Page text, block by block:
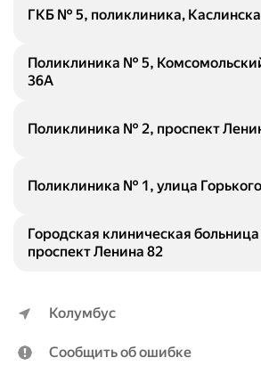
ГКБ № 5, поликлиника,
Поликлиника № 5,
36А
Поликлиника № 2, проспект
Поликлиника № 1, улица
Городская клиническая
проспект Ленина 82
Колумбус
Сообщить об ошибке